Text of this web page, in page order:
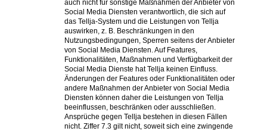
auch nicht für sonstige Maßnahmen der Anbieter von
Social Media Diensten verantwortlich, die sich auf
das Tellja-System und die Leistungen von Tellja
auswirken, z. B. Beschränkungen in den
Nutzungsbedingungen, Sperren seitens der Anbieter
von Social Media Diensten. Auf Features,
Funktionalitäten, Maßnahmen und Verfügbarkeit der
Social Media Dienste hat Tellja keinen Einfluss.
Änderungen der Features oder Funktionalitäten oder
andere Maßnahmen der Anbieter von Social Media
Diensten können daher die Leistungen von Tellja
beeinflussen, beschränken oder ausschließen.
Ansprüche gegen Tellja bestehen in diesen Fällen
nicht. Ziffer 7.3 gilt nicht, soweit sich eine zwingende